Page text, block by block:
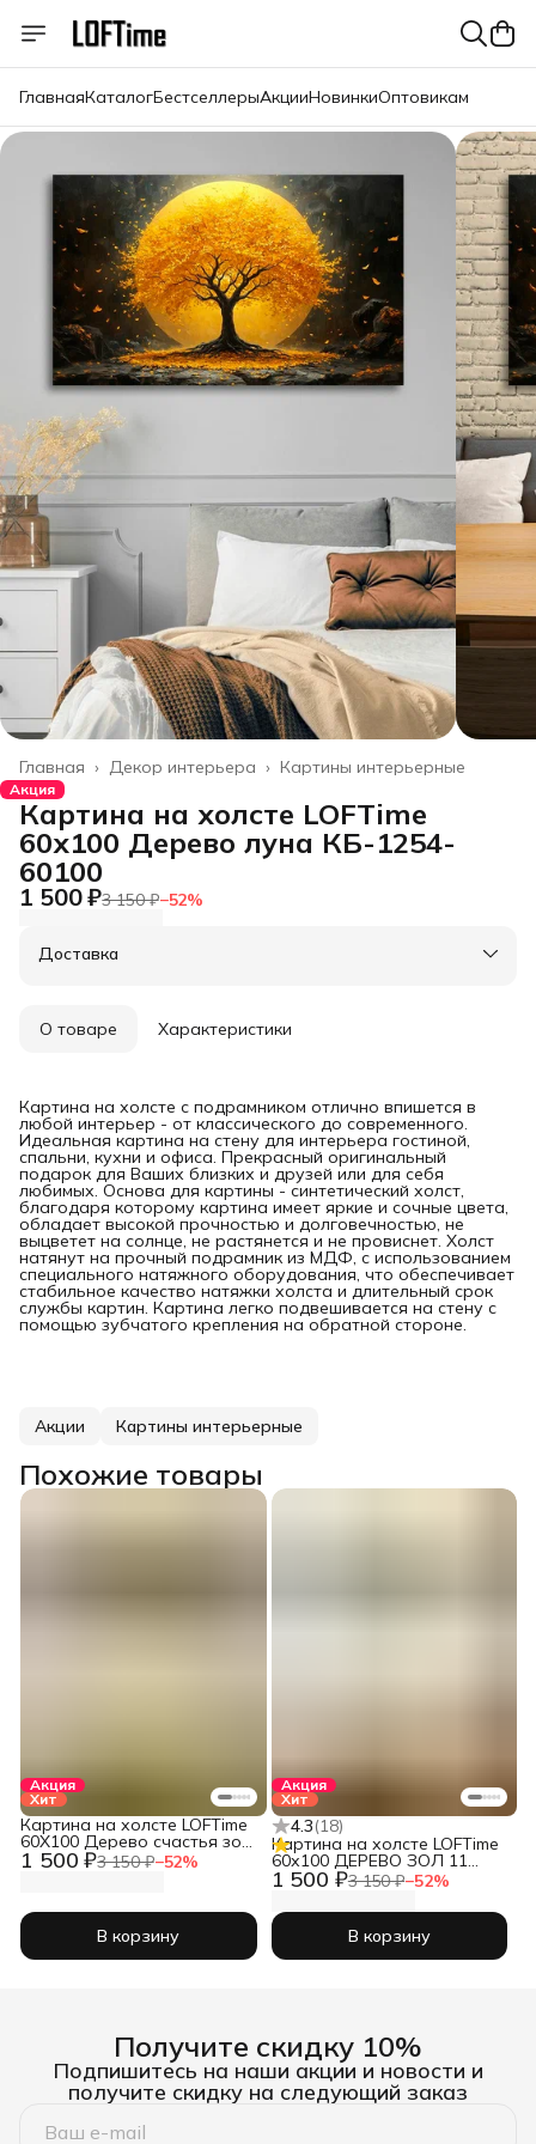
ГлавнаяКаталогБестселлерыАкцииНовинкиОптовикам
Картины интерьерные
Декор интерьера ›
Главная ›
Акция
Картина на холсте LOFTime
60х100 Дерево луна КБ-1254-
60100
1 500 ₽3 150 ₽−52%
Доставка
О товаре Характеристики
Картина на холсте с подрамником отлично впишется в
любой интерьер - от классического до современного.
Идеальная картина на стену для интерьера гостиной,
спальни, кухни и офиса. Прекрасный оригинальный
подарок для Ваших близких и друзей или для себя
любимых. Основа для картины - синтетический холст,
благодаря которому картина имеет яркие и сочные цвета,
обладает высокой прочностью и долговечностью, не
выцветет на солнце, не растянется и не провиснет. Холст
натянут на прочный подрамник из МДФ, с использованием
специального натяжного оборудования, что обеспечивает
стабильное качество натяжки холста и длительный срок
службы картин. Картина легко подвешивается на стену с
помощью зубчатого крепления на обратной стороне.
Акции Картины интерьерные
Похожие товары
Акция
Хит
1 500 ₽3 150 ₽−52%
Картина на холсте LOFTime
60Х100 Дерево счастья зол
2 К-887-60100
В корзину
Акция
Хит
4.3(18)
1 500 ₽3 150 ₽−52%
Картина на холсте LOFTime
60х100 ДЕРЕВО ЗОЛ 11
КБ-968-60100
В корзину
Получите скидку 10%
Подпишитесь на наши акции и новости и
получите скидку на следующий заказ